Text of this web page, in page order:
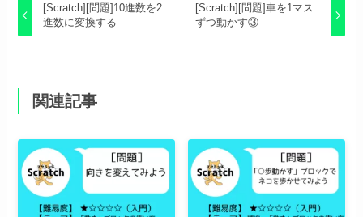
[Scratch][問題]10進数を2
進数に変換する
[Scratch][問題]車を1マス
ずつ動かす③
関連記事